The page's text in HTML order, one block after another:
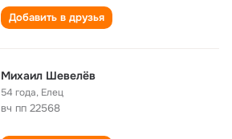
Добавить в друзья
Михаил Шевелёв
54 года, Елец
вч пп 22568